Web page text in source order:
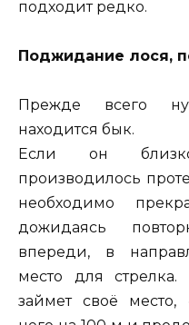
подходит редко.
Поджидание лося,
Прежде всего
находится бык.
Если он
производилось
необходимо
дожидаясь
впереди, в
место для стрелка.
займет своё место,